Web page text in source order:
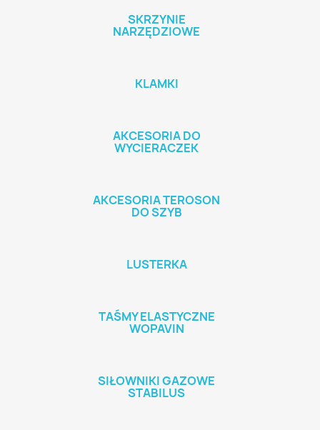
SKRZYNIE
NARZĘDZIOWE
KLAMKI
AKCESORIA DO
WYCIERACZEK
AKCESORIA TEROSON
DO SZYB
LUSTERKA
TAŚMY ELASTYCZNE
WOPAVIN
SIŁOWNIKI GAZOWE
STABILUS